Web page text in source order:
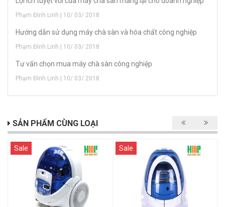
Phạm Đình Linh | 10/ 03/ 2018
Hướng dẫn sử dụng máy chà sàn và hóa chất công nghiệp
Phạm Đình Linh | 10/ 03/ 2018
Tư vấn chọn mua máy chà sàn công nghiệp
Phạm Đình Linh | 10/ 03/ 2018
SẢN PHẨM CÙNG LOẠI
Sale Sale